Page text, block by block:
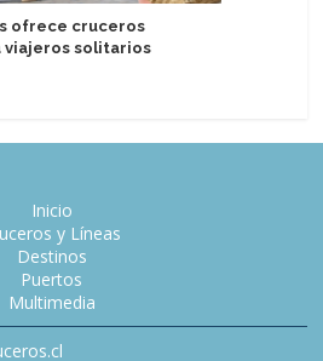
ofrece cruceros
viajeros solitarios
Inicio
y Líneas
Destinos
Puertos
Multimedia